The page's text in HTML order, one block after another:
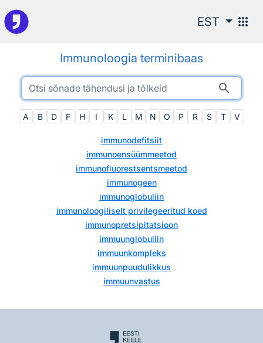
Otsingu juurde
EST apps
Immunoloogia terminibaas
search
A B D F H I K L M N O P R S T V
immunodefitsiit
immunoensüümmeetod
immunofluorestsentsmeetod
immunogeen
immunoglobuliin
immunoloogiliselt privilegeeritud koed
immunopretsipitatsioon
immuunglobuliin
immuunkompleks
immuunpuudulikkus
immuunvastus